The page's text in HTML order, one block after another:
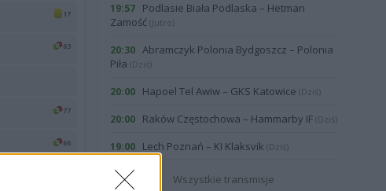
17
63
77
66
19:57
Podlasie Biała Podlaska – Hetman
Zamość (Jutro)
20:30 Abramczyk Polonia Bydgoszcz – Polonia
Piła (Dziś)
20:00 Hapoel Tel Awiw – GKS Katowice (Dziś)
20:00 Raków Częstochowa – Hammarby IF (Dziś)
19:00 Lech Poznań – KI Klaksvik (Dziś)
Wszystkie transmisje